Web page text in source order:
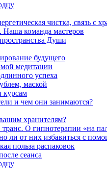
чистка, связь с
команда мастеров
Души
будущего
медитации
успеха
маской
курсам
и чем они занимаются?
хранителям?
О гипнотерапии «на
ли от них избавиться с
польза распаковок
сеанса